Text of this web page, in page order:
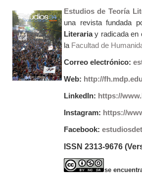
Estudios de Teoría
una revista fundada
Literariay radicada en
la Facultad de
Correo electrónico:
Web: http://
LinkedIn: https://
Instagram: https://
Facebook:
ISSN 2313-9676
se